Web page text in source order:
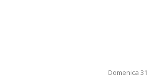
Domenica